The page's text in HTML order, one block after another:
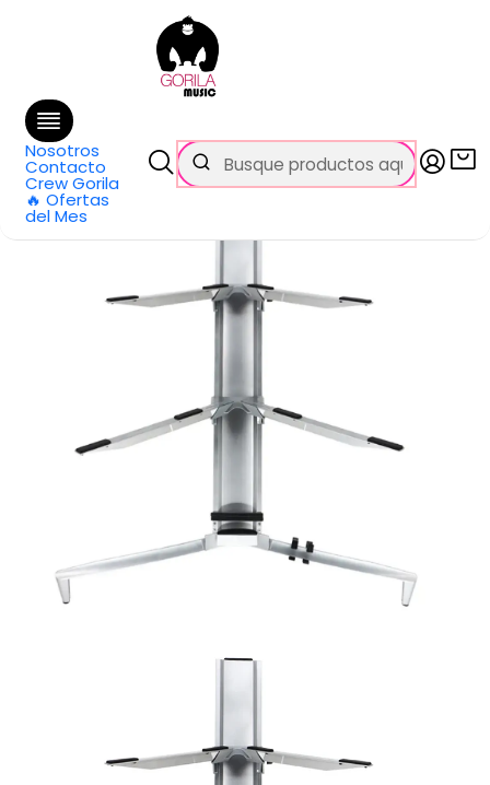
Nosotros
Contacto
Crew Gorila
🔥 Ofertas
del Mes
GRATIS
en Santiago y $99.990 en Regiones
Categorías Pianos y teclados
Atriles y Soportes
Atril Teclado tipo STAGE Aluminio Z-80 Hebikuo